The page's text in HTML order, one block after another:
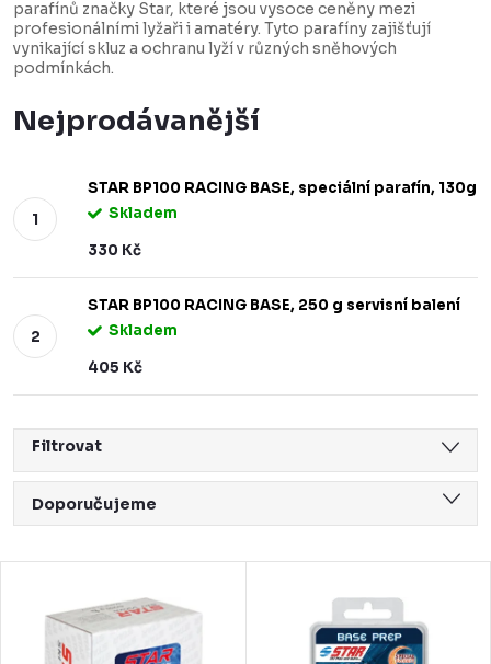
parafínů značky Star, které jsou vysoce ceněny mezi
profesionálními lyžaři i amatéry. Tyto parafíny zajišťují
vynikající skluz a ochranu lyží v různých sněhových
podmínkách.
Nejprodávanější
STAR BP100 RACING BASE, speciální parafín, 130g
Skladem
330 Kč
STAR BP100 RACING BASE, 250 g servisní balení
Skladem
405 Kč
Filtrovat
Ř
a
Doporučujeme
Nejprodávanější